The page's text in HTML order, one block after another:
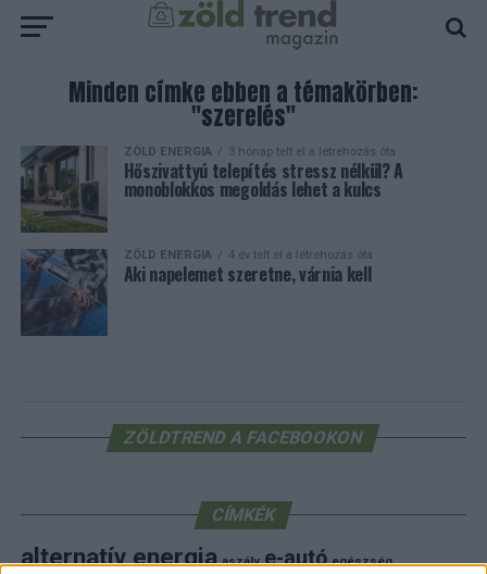
Minden címke ebben a témakörben:
"szerelés"
ZÖLD ENERGIA 3 hónap telt el a létrehozás óta
Hőszivattyú telepítés stressz nélkül? A
monoblokkos megoldás lehet a kulcs
ZÖLD ENERGIA 4 év telt el a létrehozás óta
Aki napelemet szeretne, várnia kell
ZÖLDTREND A FACEBOOKON
CÍMKÉK
alternatív energia aszály e-autó egészség